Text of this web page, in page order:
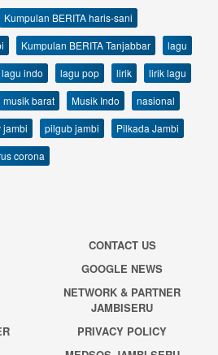
Kumpulan BERITA haris-sani
Kumpulan BERITA Tanjabbar
lagu
lagu indo lagu pop lirik
lirik lagu
musik barat Musik Indo
nasional
jambi pilgub jambi
Pilkada Jambi
corona
CONTACT US
GOOGLE NEWS
NETWORK & PARTNER
JAMBISERU
PRIVACY POLICY